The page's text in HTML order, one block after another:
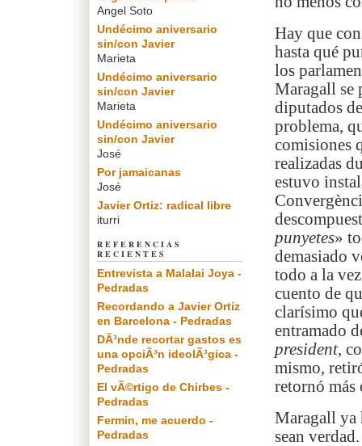
Hay que
hasta qué
los
Maragall se
diputados
problema,
comisiones
realizadas
estuvo
punyetes»
demasiado
todo a la
cuento de
clarísimo
entramado
president,
mismo,
retornó más
Maragall ya
sean verdad.
Angel Soto
Undécimo aniversario
sin/con Javier
Marieta
Undécimo aniversario
sin/con Javier
Marieta
Undécimo aniversario
sin/con Javier
José
Por jamaicanas
José
Javier Ortiz: radical libre
iturri
REFERENCIAS
RECIENTES
Entrevista a Malalai Joya -
Pedradas
Recordando a Javier Ortiz
en Barcelona - Pedradas
DÃ³nde recortar gastos es
una opciÃ³n ideolÃ³gica -
Pedradas
El vÃ©rtigo de Chirbes -
Pedradas
Fermin, me acuerdo -
Pedradas